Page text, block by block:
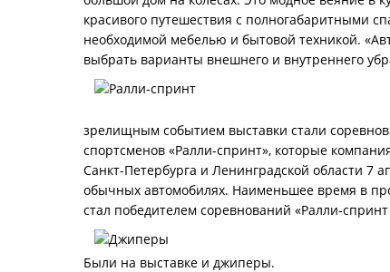
красивого путешествия с полногабаритными
необходимой мебелью и бытовой техникой.
выбрать варианты внешнего и внутреннего
зрелищным событием выставки стали
спортсменов «Ралли-спринт», которые
Санкт-Петербурга и Ленинградской области 7
обычных автомобилях. Наименьшее время в
стал победителем соревнований «Ралли-
Были на выставке и джиперы.